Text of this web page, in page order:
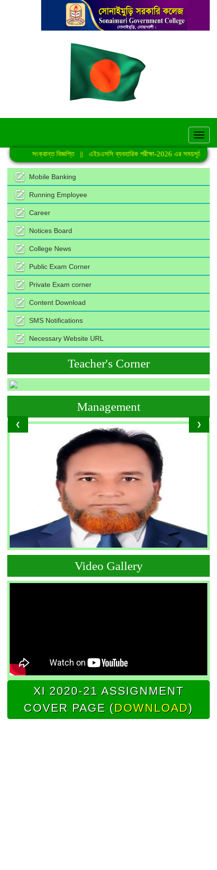
সংক্রান্ত বিজ্ঞপ্তি|| এইচএসসি ব্যবহারিক পরীক্ষা-2026 এর সময়সূচি||
Mobile Banking
Running Employee
Career
Notices Board
College News
Public Exam Corner
Private Exam corner
Content Download
SMS Notifications
Necessary Website URL
Teacher's Corner
❮ ❯
Management
Video Gallery
XI 2020-21 ASSIGNMENT
COVER PAGE (DOWNLOAD)